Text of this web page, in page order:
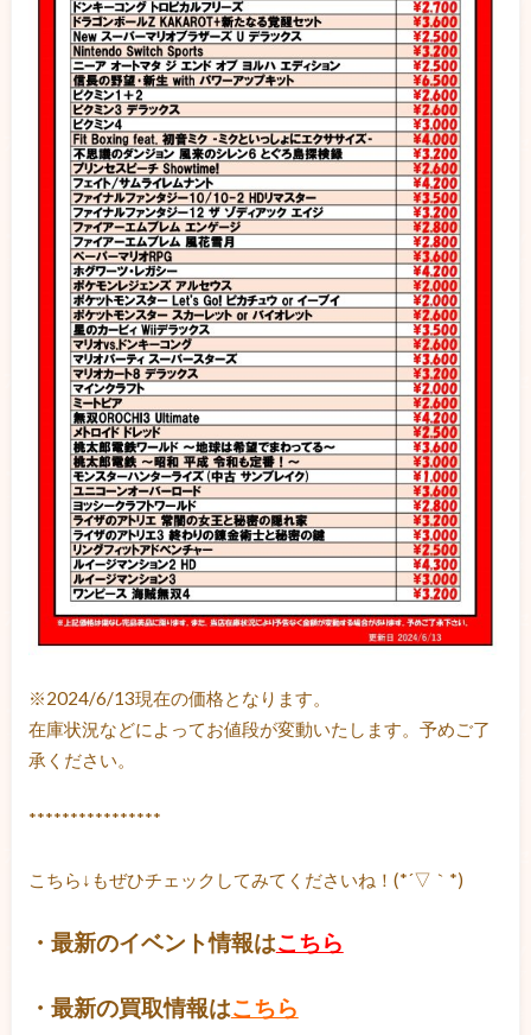
※2024/6/13現在の価格となります。
在庫状況などによってお値段が変動いたします。予めご了
承ください。
****************
こちら↓もぜひチェックしてみてくださいね！(*´▽｀*)
・最新のイベント情報はこちら
・最新の買取情報はこちら